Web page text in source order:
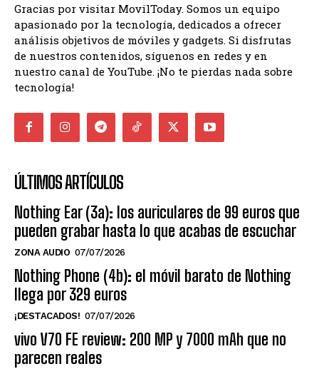
Gracias por visitar MovilToday. Somos un equipo
apasionado por la tecnología, dedicados a ofrecer
análisis objetivos de móviles y gadgets. Si disfrutas
de nuestros contenidos, síguenos en redes y en
nuestro canal de YouTube. ¡No te pierdas nada sobre
tecnología!
ÚLTIMOS ARTÍCULOS
Nothing Ear (3a): los auriculares de 99 euros que
pueden grabar hasta lo que acabas de escuchar
ZONA AUDIO 07/07/2026
Nothing Phone (4b): el móvil barato de Nothing
llega por 329 euros
¡DESTACADOS! 07/07/2026
vivo V70 FE review: 200 MP y 7000 mAh que no
parecen reales